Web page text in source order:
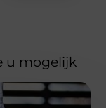
u mogelijk